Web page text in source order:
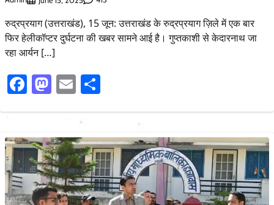
रुद्रप्रयाग (उत्तराखंड), 15 जून: उत्तराखंड के रुद्रप्रयाग ज़िले में एक बार
फिर हेलीकॉप्टर दुर्घटना की खबर सामने आई है। गुप्तकाशी से केदारनाथ जा
रहा आर्यन […]
Facebook
Mastodon
Email